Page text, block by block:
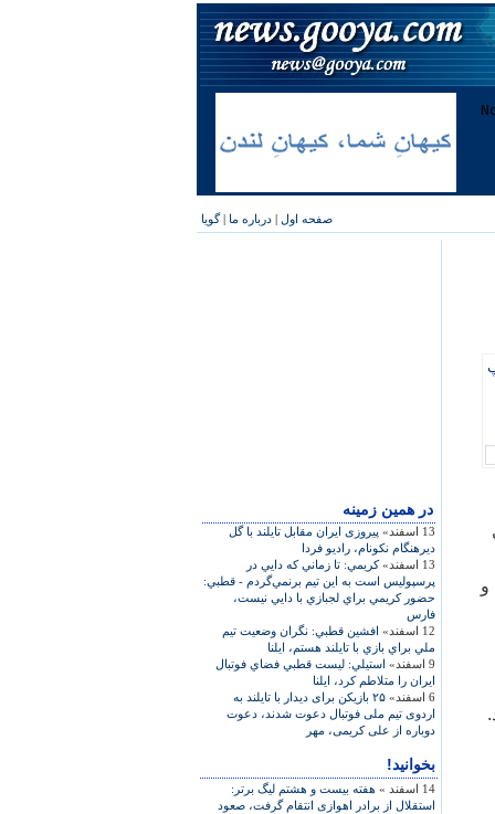
صفحه اول | درباره ما |گویا
در همين زمينه
13 اسفند»
پیروزی ایران مقابل تایلند با گل
ديرهنگام نکونام، راديو فردا
13 اسفند»
كريمي: تا زماني كه دايي در
پرسپوليس است به اين تيم برنمي‌گردم - قطبي:
حضور كريمي براي لجبازي با دايي نيست،
فارس
12 اسفند»
افشين قطبي: نگران وضعيت تيم
ملي براي بازي با تايلند هستم، ایلنا
9 اسفند»
استيلي: ليست قطبي فضاي فوتبال
ايران را متلاطم كرد، ایلنا
6 اسفند»
۲۵ بازيکن برای ديدار با تايلند به
اردوی تيم ملی فوتبال دعوت شدند، دعوت
دوباره از علی کريمی، مهر
بخوانید!
14 اسفند »
هفته بيست و هشتم ليگ برتر:
استقلال از برادر اهوازی انتقام گرفت، صعود
و